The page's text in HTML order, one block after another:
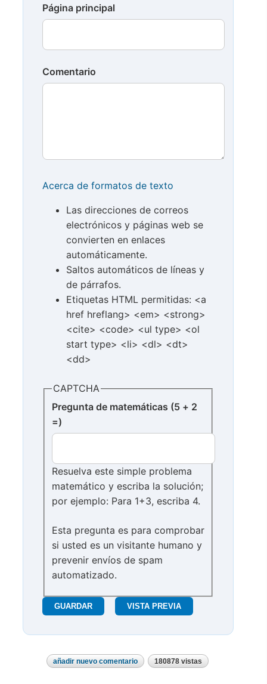
Página principal
Comentario
Acerca de formatos de texto
Las direcciones de correos
electrónicos y páginas web se
convierten en enlaces
automáticamente.
Saltos automáticos de líneas y
de párrafos.
Etiquetas HTML permitidas: <a
href hreflang> <em> <strong>
<cite> <code> <ul type> <ol
start type> <li> <dl> <dt>
<dd>
CAPTCHA
Pregunta de matemáticas (5 + 2
=)
Resuelva este simple problema
matemático y escriba la solución;
por ejemplo: Para 1+3, escriba 4.
Esta pregunta es para comprobar
si usted es un visitante humano y
prevenir envíos de spam
automatizado.
añadir nuevo comentario 180878 vistas